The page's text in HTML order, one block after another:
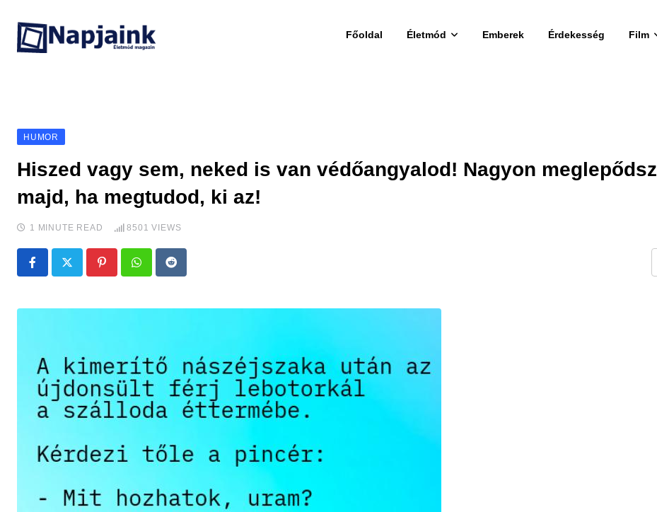
content
Főoldal Életmód Emberek Érdekesség Film
HUMOR
Hiszed vagy sem, neked is van védőangyalod! Nagyon meglepődsz
majd, ha megtudod, ki az!
1 MINUTE READ 8501 VIEWS
PinterestWhatsappReddit